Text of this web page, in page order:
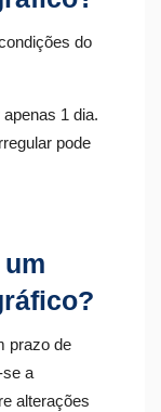
do
1 dia.
pode
prazo de
se a
alterações